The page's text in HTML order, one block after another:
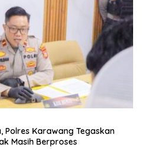
Polres Karawang Tegaskan
Masih Berproses